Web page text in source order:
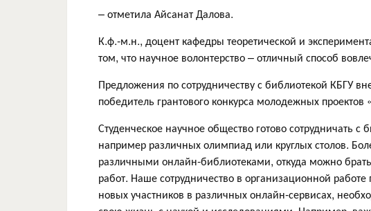
– отметила Айсанат Далова.
К.ф.-м.н., доцент кафедры теоретической и
том, что научное волонтерство – отличный способ
Предложения по сотрудничеству с библиотекой
победитель грантового конкурса молодежных
Студенческое научное общество готово сотрудничать
например различных олимпиад или круглых столов.
различными онлайн-библиотеками, откуда можно
работ. Наше сотрудничество в организационной
новых участников в различных онлайн-сервисах,